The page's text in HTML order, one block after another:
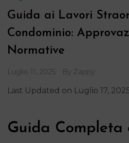
Guida ai Lavori
Condominio:
Normative
Luglio 11, 2025 By Zappy
Last Updated on Luglio 17,
Guida Completa